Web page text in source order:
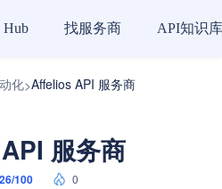
Hub 找服务商 API知识库
化>Affelios API 服务商
服务商
100 0